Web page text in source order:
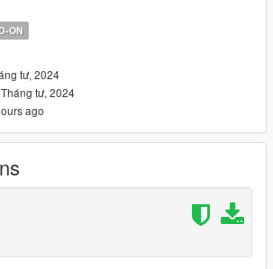
names, and place in FiveM stream
ON
tư, 2024
tư, 2024
ago